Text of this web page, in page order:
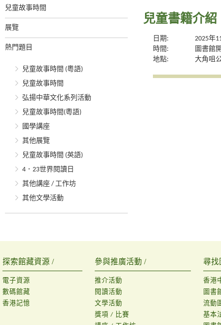
兒童故事時間
展覽
熱門題目
兒童故事時間 (粵語)
兒童故事時間
弘揚中華文化系列活動
兒童故事時間(粵語)
國學講座
其他展覽
兒童故事時間 (英語)
4．23世界閱讀日
其他講座 / 工作坊
其他文學活動
兒童書籍介紹
日期:
2025年
時間:
圖書館
地點:
大角咀
探索館藏資源 /
電子資源
數碼館藏
香港記憶
參與推廣活動 /
推介活動
閱讀活動
文學活動
獎項 / 比賽
尋找
香港
圖書
流動
基本